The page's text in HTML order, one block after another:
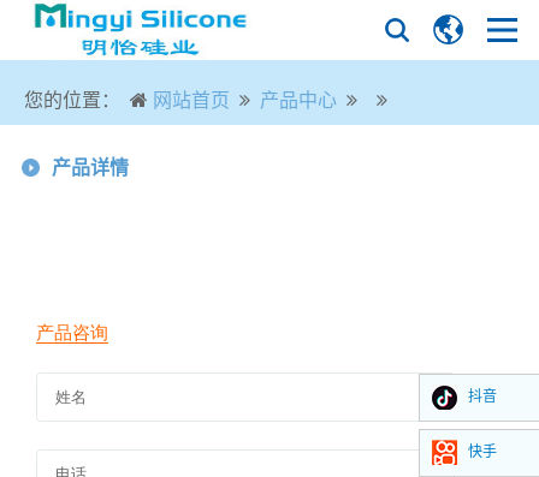
您的位置： 网站首页 产品中心
产品详情
抖音
快手